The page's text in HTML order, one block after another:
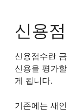
신용
신용점수란
신용을 평가
게 됩니다.
기존에는 새